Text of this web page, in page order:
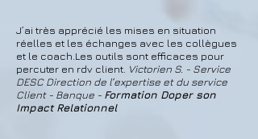
J’ai très apprécié les mises en situation
réelles et les échanges avec les collègues
et le coach.Les outils sont efficaces pour
percuter en rdv client. Victorien S. - Service
DESC Direction de l’expertise et du service
Client - Banque - Formation Doper son
Impact Relationnel